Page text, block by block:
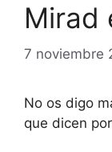
Mirad
7 noviembre
No os digo
que dicen